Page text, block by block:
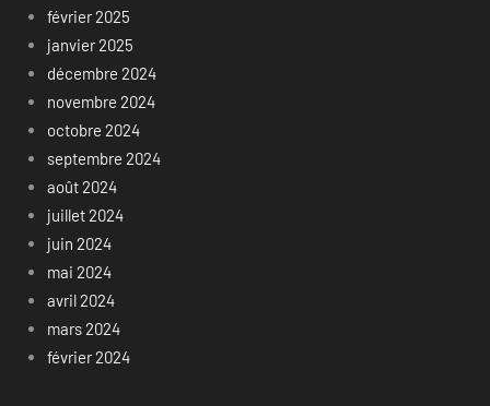
février 2025
janvier 2025
décembre 2024
novembre 2024
octobre 2024
septembre 2024
août 2024
juillet 2024
juin 2024
mai 2024
avril 2024
mars 2024
février 2024